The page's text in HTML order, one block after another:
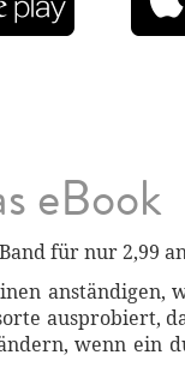
eBook
für nur 2,99
ausprobiert,
wenn